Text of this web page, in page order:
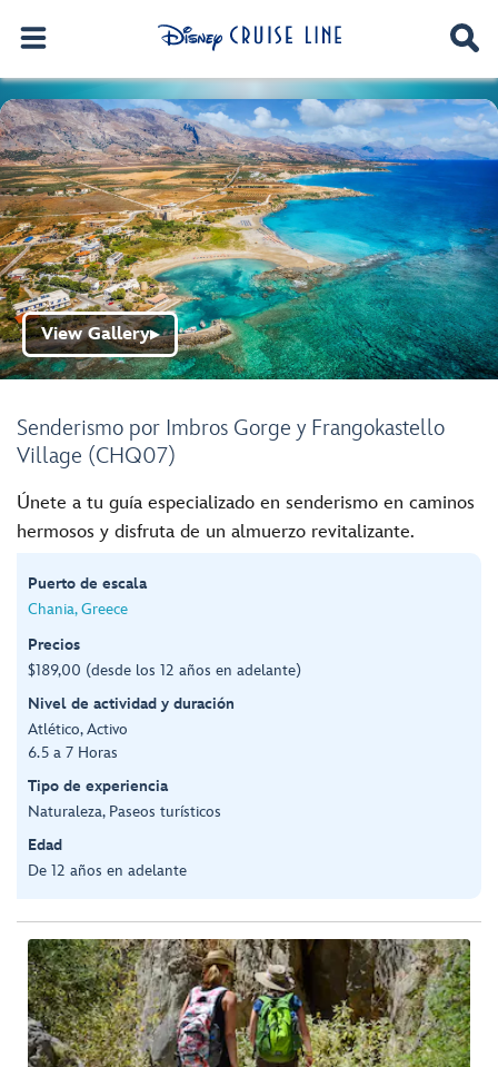
Senderismo por Imbros Gorge y Frangokastello
Village (CHQ07)
View Gallery▶
Únete a tu guía especializado en senderismo en caminos
hermosos y disfruta de un almuerzo revitalizante.
Puerto de escala
Chania, Greece
Precios
$189,00 (desde los 12 años en adelante)
Nivel de actividad y duración
Atlético, Activo
6.5 a 7 Horas
Tipo de experiencia
Naturaleza, Paseos turísticos
Edad
De 12 años en adelante